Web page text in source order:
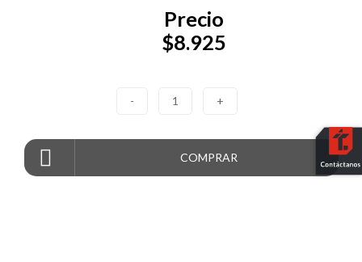
Precio
$8.925
- 1 +
COMPRAR